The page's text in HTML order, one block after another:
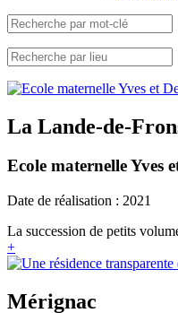
La Lande-de-
Ecole maternelle Yves
Date de réalisation : 2021
La succession de petits
+
Mérignac